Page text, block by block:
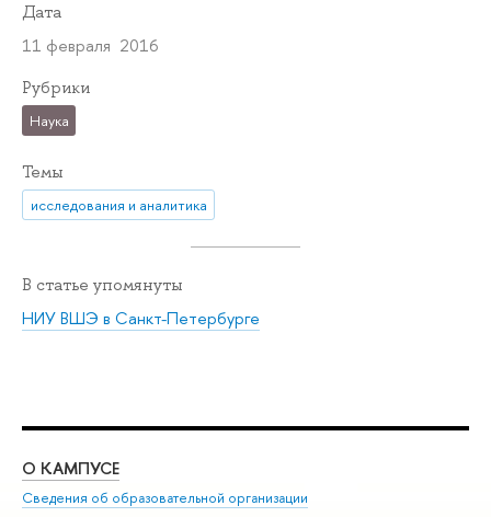
Дата
11 февраля 2016
Рубрики
Наука
Темы
исследования и аналитика
В статье упомянуты
НИУ ВШЭ в Санкт-Петербурге
О КАМПУСЕ
Сведения об образовательной организации